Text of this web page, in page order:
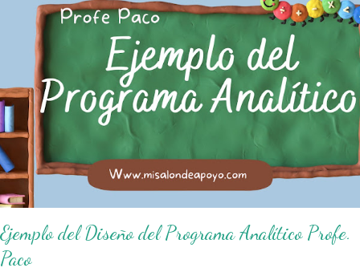
fundamental de las normas de clases o reglamento de aula buscan
formar aprendientes que desde pequeños, entiendan, analizan y
practiquen las grandes responsabilidades que conlleva ser un buen
ciudadano. A continuación les compartimos algunos ejemplos de reglas
de salón de clases: 1. Cumplo con mis tareas y trabajos. 2. Cuidado mi
higiene personal. 3. Levanto la mano para hablar. 4. Pido permiso para
ir al baño 5. Deposito la basura en su lugar. 6. Cumplo con mis útiles
esc...
Ejemplo del Diseño del Programa Analítico Profe.
Paco